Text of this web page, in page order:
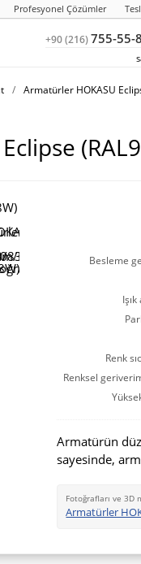
Profesyonel Çözümler
+90 (216)755-55-
/ Armatürler HOKASU
Besleme
Işık
Renk
Renksel
Armatürün
sayesinde,
Fotoğrafları ve
Armatürler